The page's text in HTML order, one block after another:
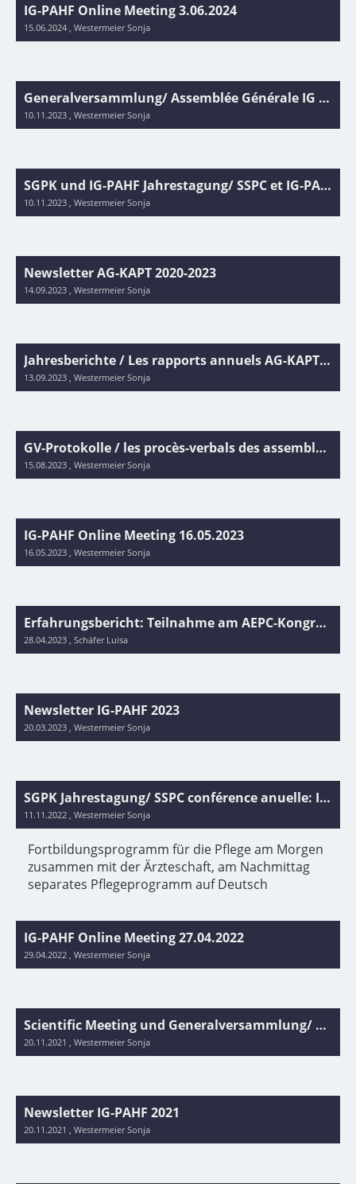
IG-PAHF Online Meeting 3.06.2024
15.06.2024 , Westermeier Sonja
Generalversammlung/ Assemblée Générale IG PAHF 10.11.2023 Basel/Bâle
10.11.2023 , Westermeier Sonja
SGPK und IG-PAHF Jahrestagung/ SSPC et IG-PAHF conférence annuelle 10.11.2023 Basel/Bâle
10.11.2023 , Westermeier Sonja
Newsletter AG-KAPT 2020-2023
14.09.2023 , Westermeier Sonja
Jahresberichte / Les rapports annuels AG-KAPT 2020 / 2021 / 2022 / 2023
13.09.2023 , Westermeier Sonja
GV-Protokolle / les procès-verbals des assemblées générales AG-KAPT 2020-2023
15.08.2023 , Westermeier Sonja
IG-PAHF Online Meeting 16.05.2023
16.05.2023 , Westermeier Sonja
Erfahrungsbericht: Teilnahme am AEPC-Kongress in Dublin (April 2023) mit Unterstützung durch die AG-KAPT
28.04.2023 , Schäfer Luisa
Newsletter IG-PAHF 2023
20.03.2023 , Westermeier Sonja
SGPK Jahrestagung/ SSPC conférence anuelle: IG-PAHF Session & Generalversammlung/ Assemblé Générale - 11.11.2022, Bern/ Berne
11.11.2022 , Westermeier Sonja
Fortbildungsprogramm für die Pflege am Morgen
zusammen mit der Ärzteschaft, am Nachmittag
separates Pflegeprogramm auf Deutsch
IG-PAHF Online Meeting 27.04.2022
29.04.2022 , Westermeier Sonja
Scientific Meeting und Generalversammlung/ et Assemblée Générale IG PAHF 12.11.2021 in Bern/ Berne
20.11.2021 , Westermeier Sonja
Newsletter IG-PAHF 2021
20.11.2021 , Westermeier Sonja